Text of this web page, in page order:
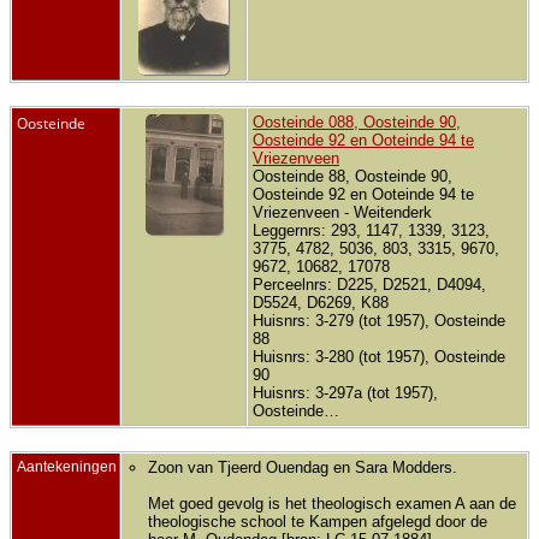
Oosteinde
Oosteinde 088, Oosteinde 90,
Oosteinde 92 en Ooteinde 94 te
Vriezenveen
Oosteinde 88, Oosteinde 90,
Oosteinde 92 en Ooteinde 94 te
Vriezenveen - Weitenderk
Leggernrs: 293, 1147, 1339, 3123,
3775, 4782, 5036, 803, 3315, 9670,
9672, 10682, 17078
Perceelnrs: D225, D2521, D4094,
D5524, D6269, K88
Huisnrs: 3-279 (tot 1957), Oosteinde
88
Huisnrs: 3-280 (tot 1957), Oosteinde
90
Huisnrs: 3-297a (tot 1957),
Oosteinde…
Aantekeningen
Zoon van Tjeerd Ouendag en Sara Modders.
Met goed gevolg is het theologisch examen A aan de
theologische school te Kampen afgelegd door de